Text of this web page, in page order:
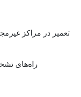
تعمیر در مراکز
راه‌های